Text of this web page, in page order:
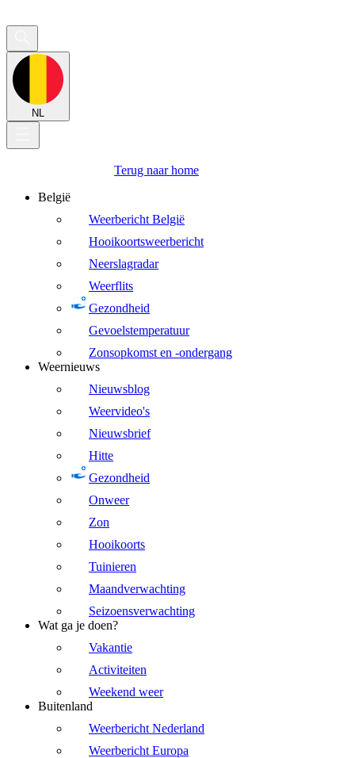
NL
Terug naar home
België
Weerbericht België
Hooikoortsweerbericht
Neerslagradar
Weerflits
Gezondheid
Gevoelstemperatuur
Zonsopkomst en -ondergang
Weernieuws
Nieuwsblog
Weervideo's
Nieuwsbrief
Hitte
Gezondheid
Onweer
Zon
Hooikoorts
Tuinieren
Maandverwachting
Seizoensverwachting
Wat ga je doen?
Vakantie
Activiteiten
Weekend weer
Buitenland
Weerbericht Nederland
Weerbericht Europa